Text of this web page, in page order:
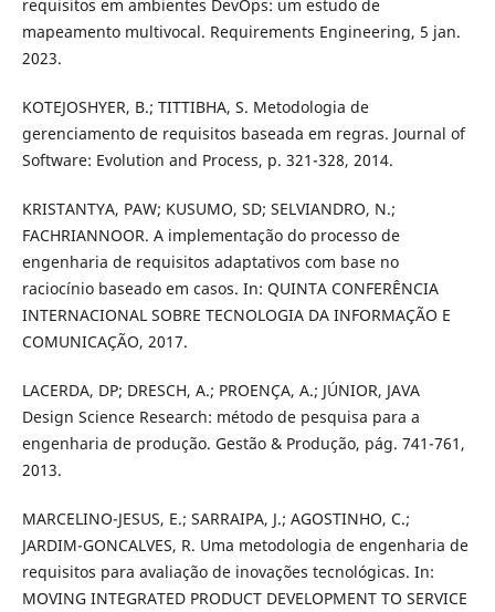
requisitos em ambientes DevOps: um estudo de
mapeamento multivocal. Requirements Engineering, 5 jan.
2023.
KOTEJOSHYER, B.; TITTIBHA, S. Metodologia de
gerenciamento de requisitos baseada em regras. Journal of
Software: Evolution and Process, p. 321-328, 2014.
KRISTANTYA, PAW; KUSUMO, SD; SELVIANDRO, N.;
FACHRIANNOOR. A implementação do processo de
engenharia de requisitos adaptativos com base no
raciocínio baseado em casos. In: QUINTA CONFERÊNCIA
INTERNACIONAL SOBRE TECNOLOGIA DA INFORMAÇÃO E
COMUNICAÇÃO, 2017.
LACERDA, DP; DRESCH, A.; PROENÇA, A.; JÚNIOR, JAVA
Design Science Research: método de pesquisa para a
engenharia de produção. Gestão & Produção, pág. 741-761,
2013.
MARCELINO-JESUS, E.; SARRAIPA, J.; AGOSTINHO, C.;
JARDIM-GONCALVES, R. Uma metodologia de engenharia de
requisitos para avaliação de inovações tecnológicas. In:
MOVING INTEGRATED PRODUCT DEVELOPMENT TO SERVICE